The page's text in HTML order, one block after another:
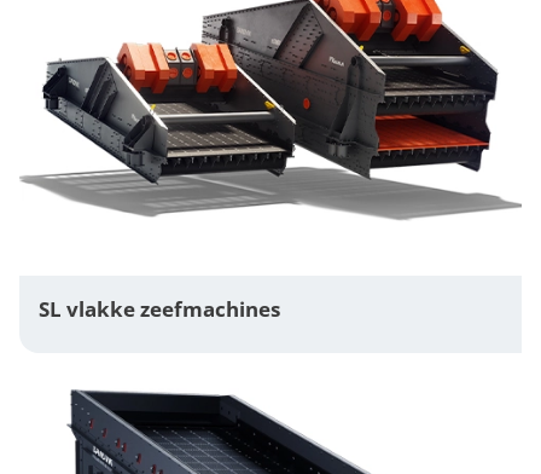
SL vlakke zeefmachines